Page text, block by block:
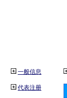
一般信息
代表注册